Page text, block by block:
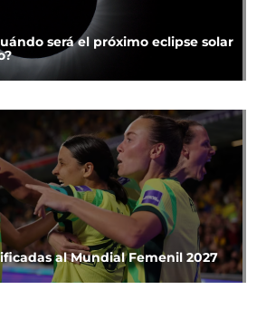
será el próximo eclipse solar
al Mundial Femenil 2027